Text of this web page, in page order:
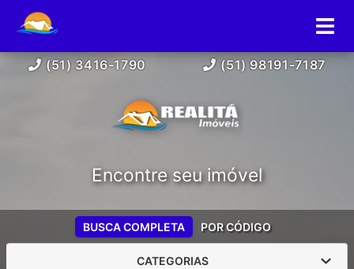
(51) 3416-1790 (51) 98191-7187
Encontre seu imóvel
BUSCA COMPLETA POR CÓDIGO
CATEGORIAS